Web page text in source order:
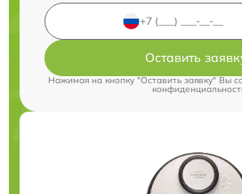
Оставить
Нажимая на кнопку "Оставить заявку" Вы